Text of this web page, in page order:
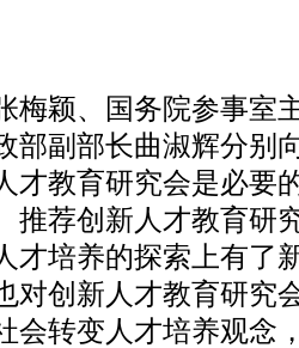
梅颖、国务院参事室
部副部长曲淑辉分别
才教育研究会是必要
推荐创新人才教育研
才培养的探索上有了
对创新人才教育研究
会转变人才培养观念